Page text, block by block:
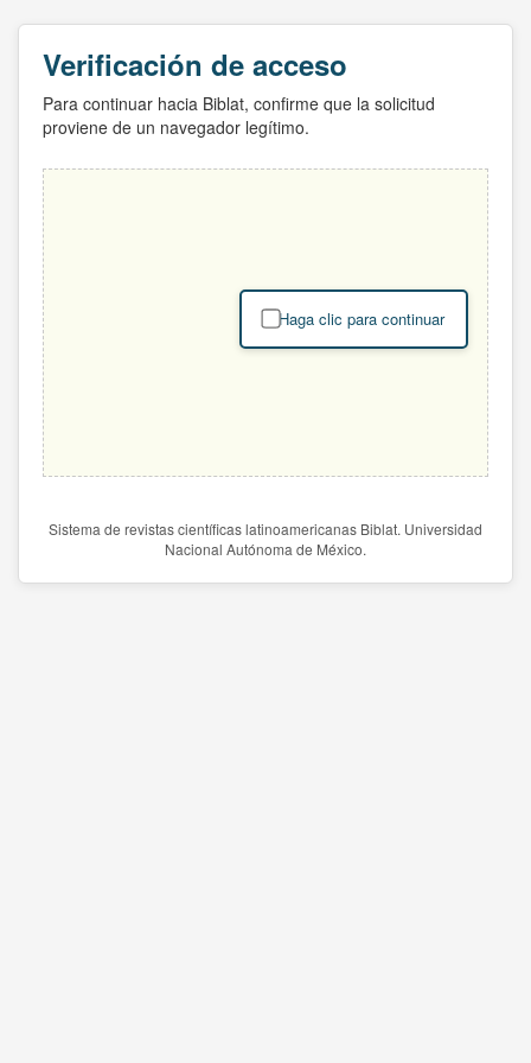
Verificación de acceso
Para continuar hacia Biblat, confirme que la solicitud
proviene de un navegador legítimo.
Haga clic para continuar
Sistema de revistas científicas latinoamericanas Biblat. Universidad
Nacional Autónoma de México.